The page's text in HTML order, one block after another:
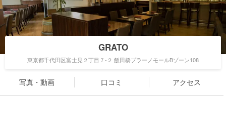
GRATO
東京都千代田区富士見２丁目７-２ 飯田橋プラーノモールBゾーン108
写真・動画 口コミ アクセス